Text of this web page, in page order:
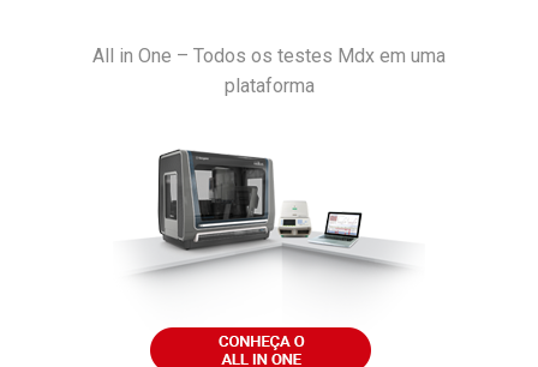
All in One – Todos os testes Mdx em uma
plataforma